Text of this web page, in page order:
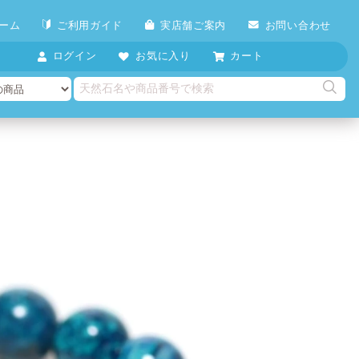
ム ご利用ガイド 実店舗ご案内 お問い合わせ
ログイン お気に入り カート